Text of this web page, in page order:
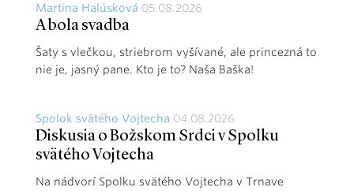
Martina Halúsková 05.08.2026
A bola svadba
Šaty s vlečkou, striebrom vyšívané, ale princezná to
nie je, jasný pane. Kto je to? Naša Baška!
Spolok svätého Vojtecha 04.08.2026
Diskusia o Božskom Srdci v Spolku
svätého Vojtecha
Na nádvorí Spolku svätého Vojtecha v Trnave